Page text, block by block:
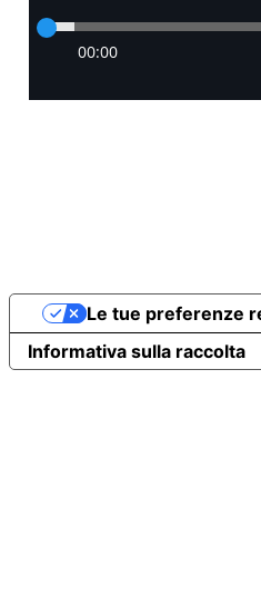
Informativa sulla raccolta
Le tue preferenze